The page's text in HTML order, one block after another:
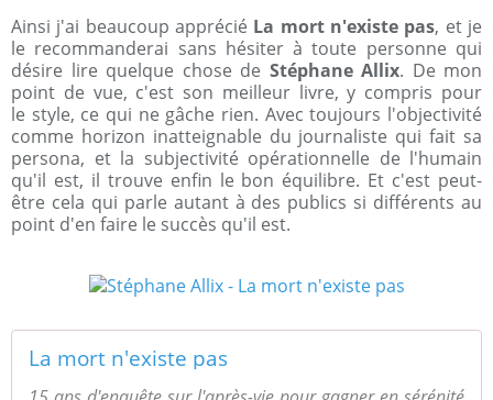
Ainsi j'ai beaucoup apprécié La mort n'existe pas, et je
le recommanderai sans hésiter à toute personne qui
désire lire quelque chose de Stéphane Allix. De mon
point de vue, c'est son meilleur livre, y compris pour
le style, ce qui ne gâche rien. Avec toujours l'objectivité
comme horizon inatteignable du journaliste qui fait sa
persona, et la subjectivité opérationnelle de l'humain
qu'il est, il trouve enfin le bon équilibre. Et c'est peut-
être cela qui parle autant à des publics si différents au
point d'en faire le succès qu'il est.
La mort n'existe pas